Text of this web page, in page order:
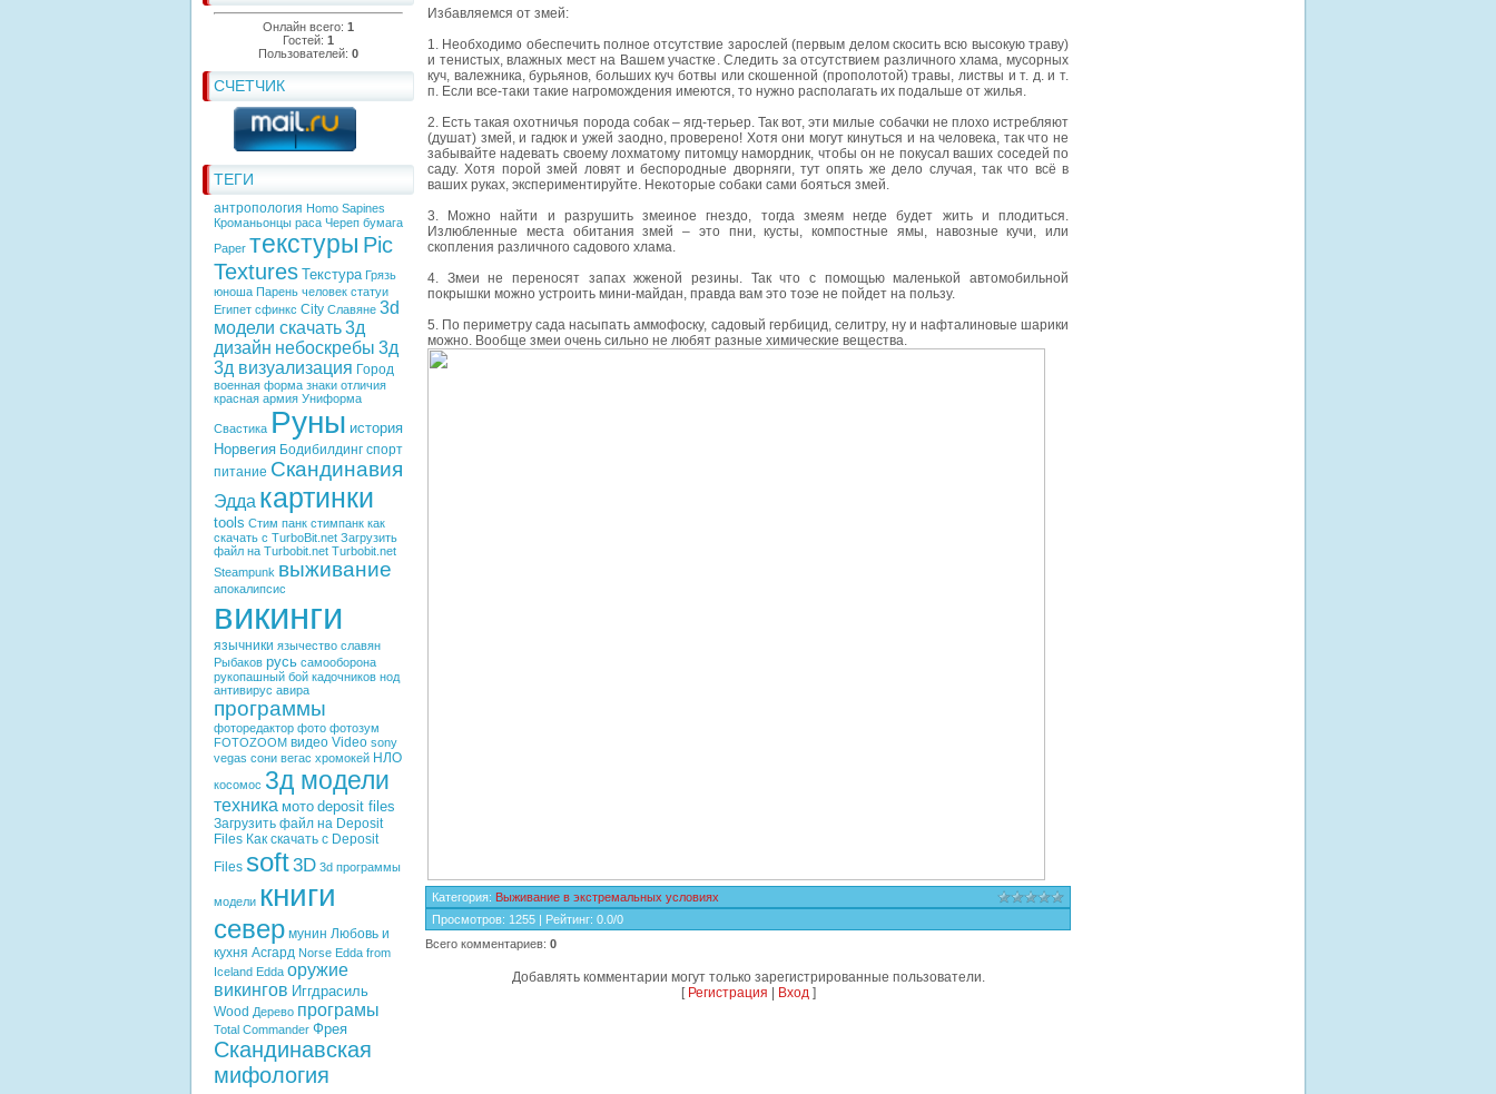
Онлайн всего: 1
Гостей: 1
Пользователей: 0
СЧЕТЧИК
ТЕГИ
антропология Homo Sapines
Кроманьонцы раса Череп бумага
Paper текстуры Pic
Textures Текстура Грязь
юноша Парень человек статуи
Египет сфинкс City Славяне 3d
модели скачать3д
дизайн небоскребы 3д
3д визуализация Город
военная форма знаки отличия
красная армия Униформа
Свастика Руны история
Норвегия Бодибилдинг спорт
питание Скандинавия
Эдда картинки
tools Стим панк стимпанк как
скачать с TurboBit.net Загрузить
файл на Turbobit.net Turbobit.net
Steampunk выживание
апокалипсис
викинги
язычники язычество славян
Рыбаков русь самооборона
рукопашный бой кадочников нод
антивирус авира
программы
фоторедактор фото фотозум
FOTOZOOM видео Video sony
vegas сони вегас хромокей НЛО
косомос 3д модели
техника мото deposit files
Загрузить файл на Deposit
Files Как скачать с Deposit
Files soft3D 3d программы
модели книги
север мунин Любовь и
кухня Асгард Norse Edda from
Iceland Edda оружие
викингов Иггдрасиль
Wood Дерево програмы
Total Commander Фрея
Скандинавская
мифология
Избавляемся от змей:
1. Необходимо обеспечить полное отсутствие зарослей (первым делом скосить всю высокую траву)
и тенистых, влажных мест на Вашем участке. Следить за отсутствием различного хлама, мусорных
куч, валежника, бурьянов, больших куч ботвы или скошенной (прополотой) травы, листвы и т. д. и т.
п. Если все-таки такие нагромождения имеются, то нужно располагать их подальше от жилья.
2. Есть такая охотничья порода собак – ягд-терьер. Так вот, эти милые собачки не плохо истребляют
(душат) змей, и гадюк и ужей заодно, проверено! Хотя они могут кинуться и на человека, так что не
забывайте надевать своему лохматому питомцу намордник, чтобы он не покусал ваших соседей по
саду. Хотя порой змей ловят и беспородные дворняги, тут опять же дело случая, так что всё в
ваших руках, экспериментируйте. Некоторые собаки сами бояться змей.
3. Можно найти и разрушить змеиное гнездо, тогда змеям негде будет жить и плодиться.
Излюбленные места обитания змей – это пни, кусты, компостные ямы, навозные кучи, или
скопления различного садового хлама.
4. Змеи не переносят запах жженой резины. Так что с помощью маленькой автомобильной
покрышки можно устроить мини-майдан, правда вам это тоэе не пойдет на пользу.
5. По периметру сада насыпать аммофоску, садовый гербицид, селитру, ну и нафталиновые шарики
можно. Вообще змеи очень сильно не любят разные химические вещества.
Категория: Выживание в экстремальных условиях
Просмотров: 1255 | Рейтинг: 0.0/0
Всего комментариев: 0
Добавлять комментарии могут только зарегистрированные пользователи.
[ Регистрация Вход]